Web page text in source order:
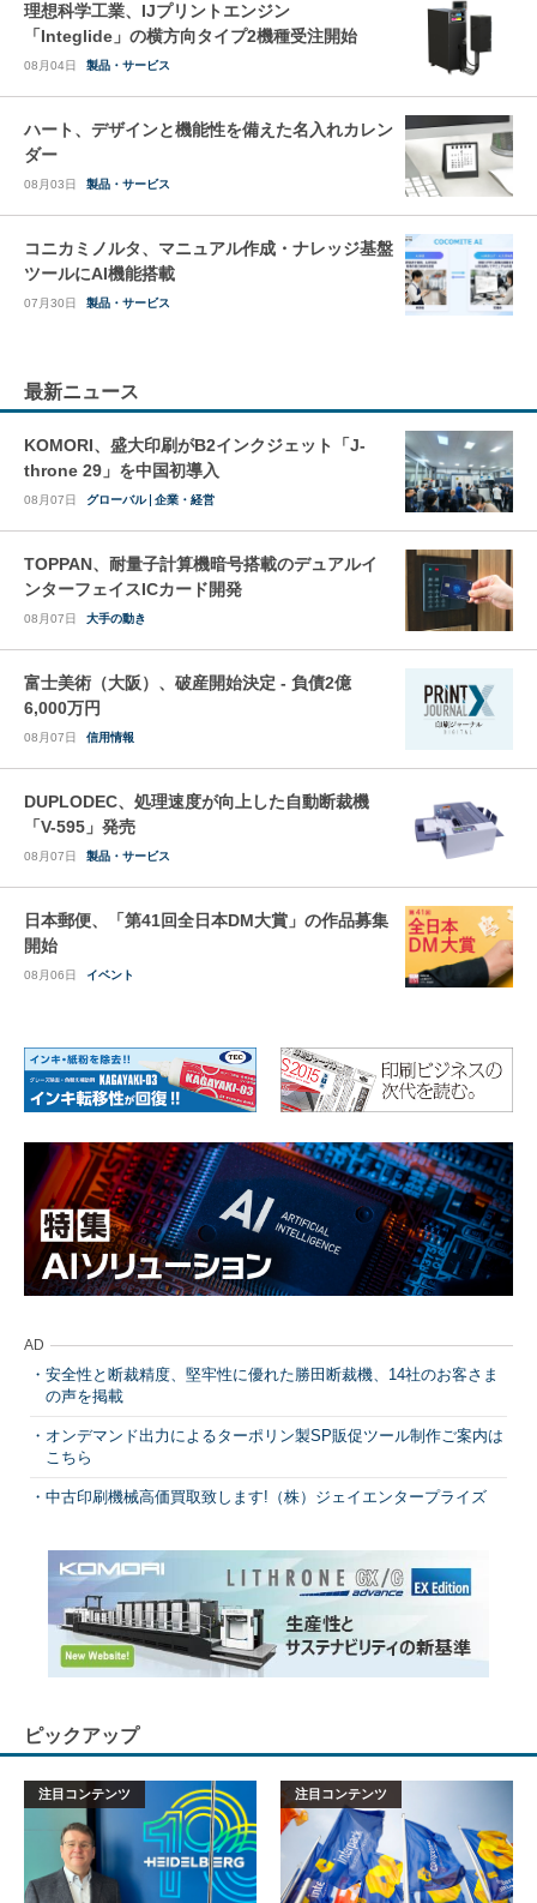
理想科学工業、IJプリントエンジン
「Integlide」の横方向タイプ2機種受注開始
08月04日 製品・サービス
ハート、デザインと機能性を備えた名入れカレン
ダー
08月03日 製品・サービス
コニカミノルタ、マニュアル作成・ナレッジ基盤
ツールにAI機能搭載
07月30日 製品・サービス
最新ニュース
KOMORI、盛大印刷がB2インクジェット「J-
throne 29」を中国初導入
08月07日 グローバル 企業・経営
TOPPAN、耐量子計算機暗号搭載のデュアルイ
ンターフェイスICカード開発
08月07日 大手の動き
富士美術（大阪）、破産開始決定 - 負債2億
6,000万円
08月07日 信用情報
DUPLODEC、処理速度が向上した自動断裁機
「V-595」発売
08月07日 製品・サービス
日本郵便、「第41回全日本DM大賞」の作品募集
開始
08月06日 イベント
AD
安全性と断裁精度、堅牢性に優れた勝田断裁機、14社のお客さま
の声を掲載
オンデマンド出力によるターポリン製SP販促ツール制作ご案内は
こちら
中古印刷機械高価買取致します!（株）ジェイエンタープライズ
ピックアップ
注目コンテンツ 注目コンテンツ